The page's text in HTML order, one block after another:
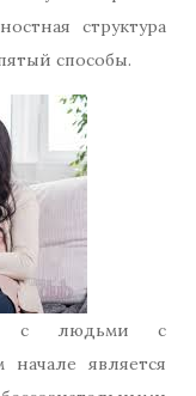
структура
способы.
с людьми с
является